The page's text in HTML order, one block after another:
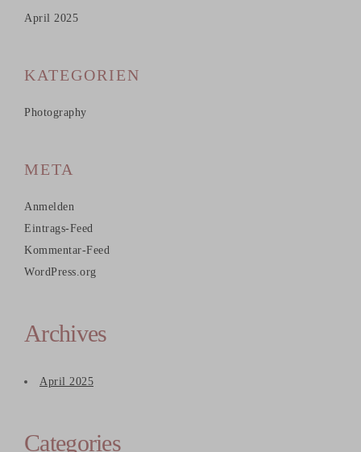
April 2025
KATEGORIEN
Photography
META
Anmelden
Eintrags-Feed
Kommentar-Feed
WordPress.org
Archives
April 2025
Categories